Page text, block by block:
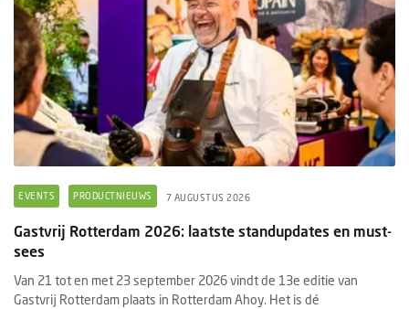
EVENTS PRODUCTNIEUWS 7 AUGUSTUS 2026
Gastvrij Rotterdam 2026: laatste standupdates en must-
sees
Van 21 tot en met 23 september 2026 vindt de 13e editie van
Gastvrij Rotterdam plaats in Rotterdam Ahoy. Het is dé